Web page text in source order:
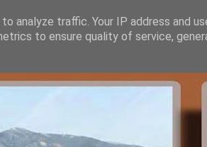
analyze traffic. Your IP address and
to ensure quality of service,